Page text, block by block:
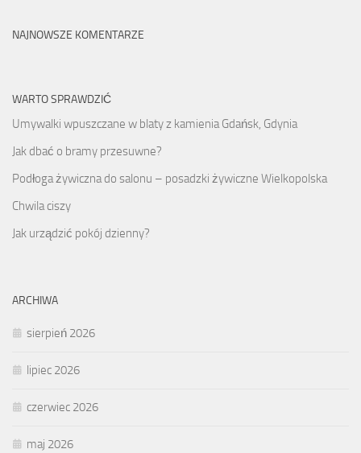
NAJNOWSZE KOMENTARZE
WARTO SPRAWDZIĆ
Umywalki wpuszczane w blaty z kamienia Gdańsk, Gdynia
Jak dbać o bramy przesuwne?
Podłoga żywiczna do salonu – posadzki żywiczne Wielkopolska
Chwila ciszy
Jak urządzić pokój dzienny?
ARCHIWA
sierpień 2026
lipiec 2026
czerwiec 2026
maj 2026